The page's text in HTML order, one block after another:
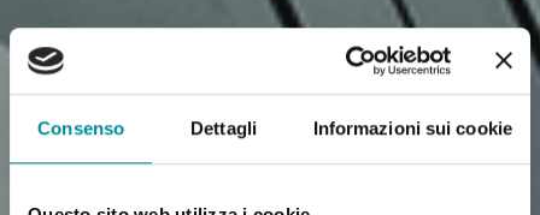
Consenso Dettagli Informazioni sui cookie